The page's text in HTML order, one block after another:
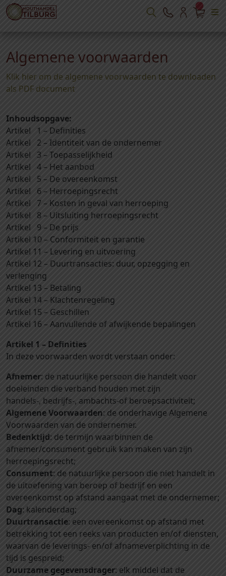
Algemene voorwaarden
Klik hier om de algemene voorwaarden te downloaden
als PDF document
Inhoudsopgave:
Artikel 1 – Definities
Artikel 2 – Identiteit van de ondernemer
Artikel 3 – Toepasselijkheid
Artikel 4 – Het aanbod
Artikel 5 – De overeenkomst
Artikel 6 – Herroepingsrecht
Artikel 7 – Kosten in geval van herroeping
Artikel 8 – Uitsluiting herroepingsrecht
Artikel 9 – De prijs
Artikel 10 – Conformiteit en garantie
Artikel 11 – Levering en uitvoering
Artikel 12 – Duurtransacties: duur, opzegging en
verlenging
Artikel 13 – Betaling
Artikel 14 – Klachtenregeling
Artikel 15 – Geschillen
Artikel 16 – Aanvullende of afwijkende bepalingen
Artikel 1 – Definities
In deze voorwaarden wordt verstaan onder:
Afnemer: de natuurlijke persoon die handelt voor
doeleinden die verband houden met zijn
handels-, bedrijfs-, ambachts-of beroepsactiviteit;
Algemene Voorwaarden: de onderhavige Algemene
Voorwaarden van de ondernemer.
Bedenktijd: de termijn waarbinnen de
afnemer/consument gebruik kan maken van zijn
herroepingsrecht;
Consument: de natuurlijke persoon die niet handelt in
de uitoefening van beroep of bedrijf en een
overeenkomst op afstand aangaat met de ondernemer;
Dag: kalenderdag;
Duurtransactie: een overeenkomst op afstand met
betrekking tot een reeks van producten en/of diensten,
waarvan de leverings- en/of afnameverplichting in de
tijd is gespreid;
Duurzame gegevensdrager: elk middel dat de